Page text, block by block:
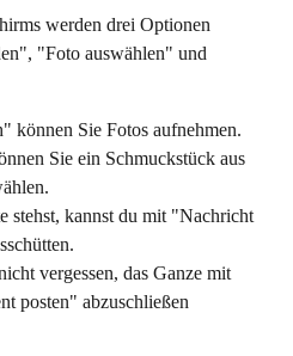
werden drei Optionen
"Foto auswählen" und
können Sie Fotos aufnehmen.
Sie ein Schmuckstück aus
stehst, kannst du mit "Nachricht
vergessen, das Ganze mit
posten" abzuschließen